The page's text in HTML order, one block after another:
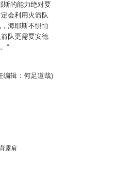
斯的能力绝对要
会利用火箭队
海耶斯不惧怕
队更需要安德
”
编辑：何足道哉)
露肩